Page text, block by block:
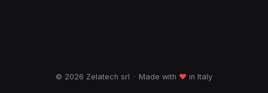
© 2026 Zelatech srl · Made with ♥ in Italy